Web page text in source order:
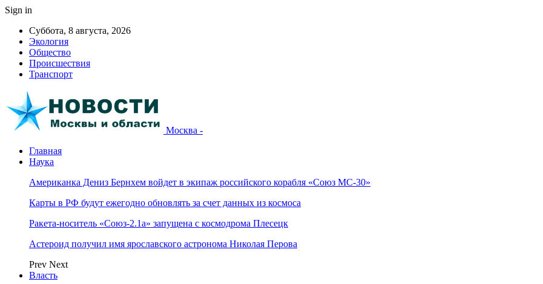
Sign in
Суббота, 8 августа, 2026
Экология
Общество
Происшествия
Транспорт
Москва -
Главная
Наука
Американка Дениз Бернхем войдет в экипаж российского корабля «Союз МС-30»
Карты в РФ будут ежегодно обновлять за счет данных из космоса
Ракета-носитель «Союз-2.1а» запущена с космодрома Плесецк
Астероид получил имя ярославского астронома Николая Перова
Prev Next
Власть